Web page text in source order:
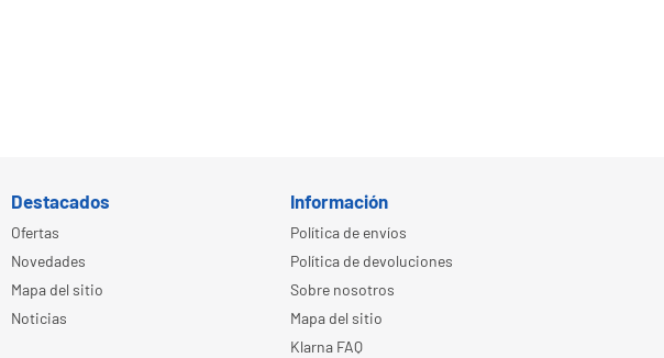
Destacados
Ofertas
Novedades
Mapa del sitio
Noticias
Información
Política de envíos
Política de devoluciones
Sobre nosotros
Mapa del sitio
Klarna FAQ